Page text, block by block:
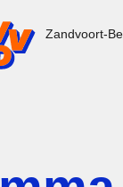
- Ga naar de
Zandvoort-